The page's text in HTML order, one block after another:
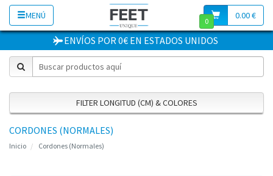
MENÚ 0.00 €
0
ENVÍOS POR 0€ EN ESTADOS UNIDOS
FILTER LONGITUD (CM) & COLORES
CORDONES (NORMALES)
Inicio Cordones (Normales)